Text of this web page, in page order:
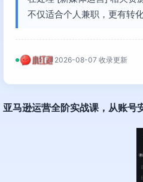
不仅适合个人兼职，更有转
2026-08-07 收录更新
亚马逊运营全阶实战课，从账号